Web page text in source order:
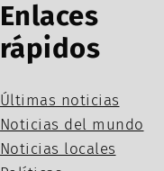
Enlaces
rápidos
Últimas noticias
Noticias del mundo
Noticias locales